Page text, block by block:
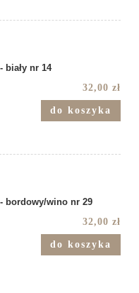
biały nr 14
32,00 zł
do koszyka
bordowy/wino nr 29
32,00 zł
do koszyka